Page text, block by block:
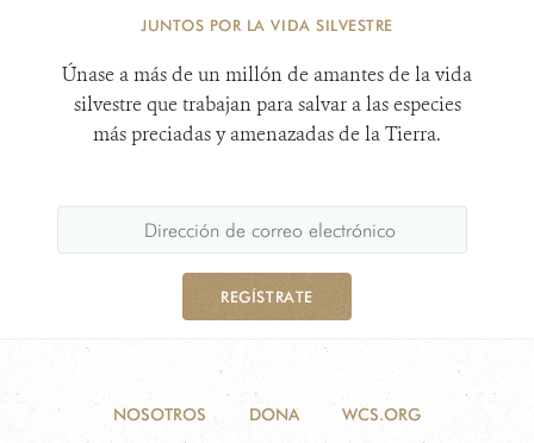
JUNTOS POR LA VIDA SILVESTRE
Únase a más de un millón de amantes de la vida
silvestre que trabajan para salvar a las especies
más preciadas y amenazadas de la Tierra.
REGÍSTRATE
NOSOTROS DONA WCS.ORG